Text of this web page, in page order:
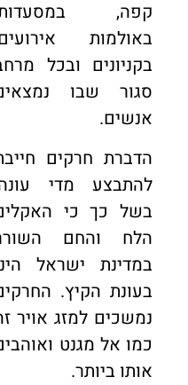
קפה, במסעדות,
באולמות אירועים,
בקניונים ובכל מרחב
סגור שבו נמצאים
אנשים.
הדברת חרקים חייבת
להתבצע מדי עונה,
בשל כך כי האקלים
הלח והחם השורר
במדינת ישראל הינו
בעונת הקיץ. החרקים
נמשכים למזג אויר זה
כמו אל מגנט ואוהבים
אותו ביותר.